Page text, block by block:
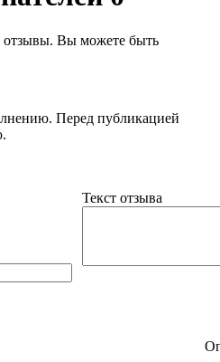
отзывы. Вы можете быть
Перед публикацией
Текст отзыва